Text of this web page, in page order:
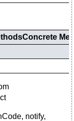
notify,